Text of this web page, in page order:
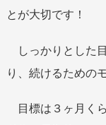
とが大切です！
しっかりとした
り、続けるための
目標は３ヶ月く